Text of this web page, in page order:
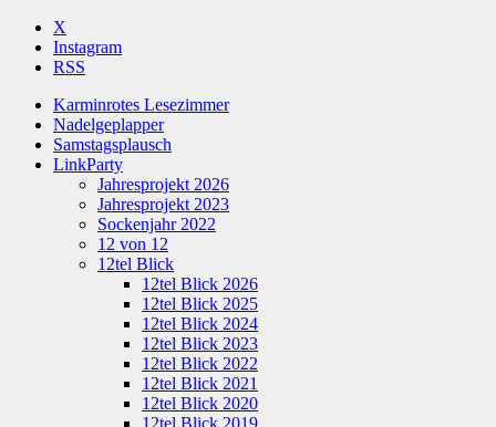
X
Instagram
RSS
Karminrotes Lesezimmer
Nadelgeplapper
Samstagsplausch
LinkParty
Jahresprojekt 2026
Jahresprojekt 2023
Sockenjahr 2022
12 von 12
12tel Blick
12tel Blick 2026
12tel Blick 2025
12tel Blick 2024
12tel Blick 2023
12tel Blick 2022
12tel Blick 2021
12tel Blick 2020
12tel Blick 2019